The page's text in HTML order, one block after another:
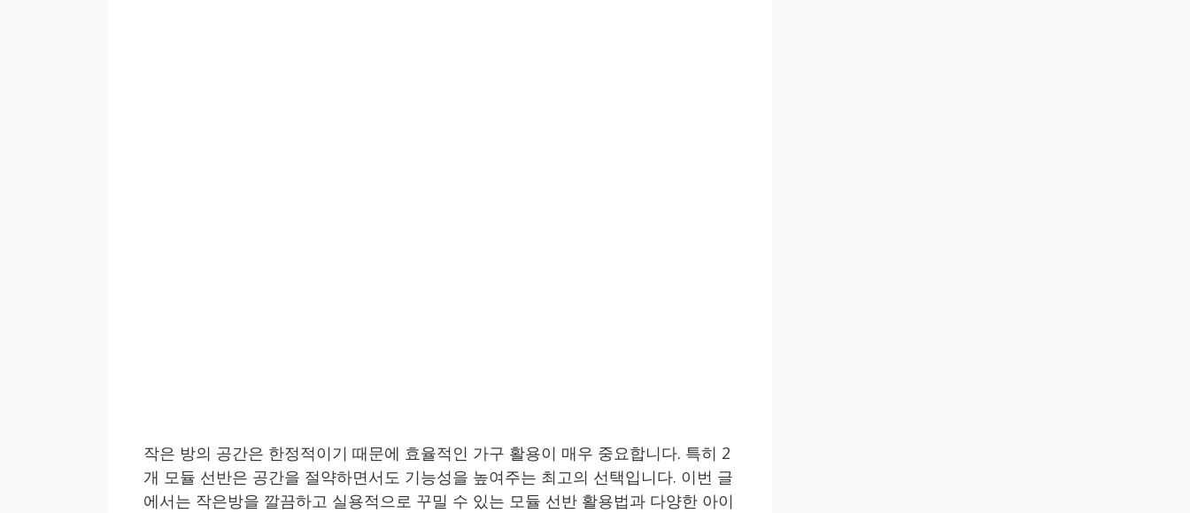
작은 방의 공간은 한정적이기 때문에 효율적인 가구 활용이 매우 중요합니다. 특히 2
개 모듈 선반은 공간을 절약하면서도 기능성을 높여주는 최고의 선택입니다. 이번 글
에서는 작은방을 깔끔하고 실용적으로 꾸밀 수 있는 모듈 선반 활용법과 다양한 아이